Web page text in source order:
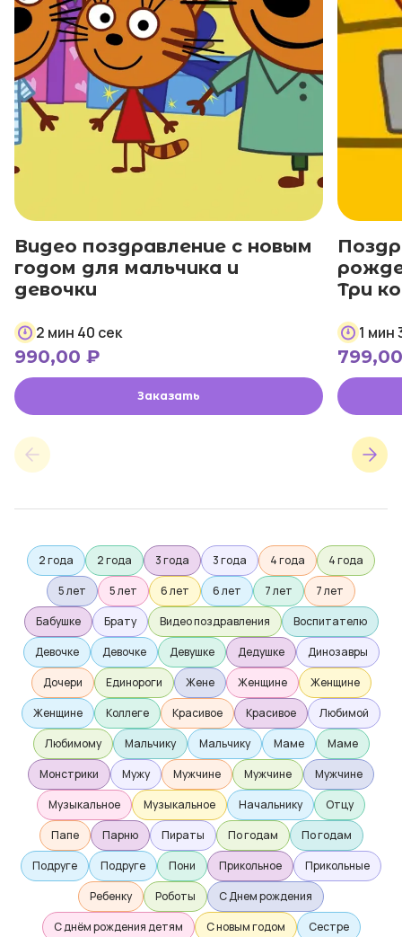
Видео поздравление с новым
годом для мальчика и
девочки
2 мин 40 сек
990,00 ₽
Заказать
Три
1 мин
2 года 2 года 3 года 3 года 4 года
4 года
5 лет
5 лет 6 лет 6 лет 7 лет
7 лет
Бабушке
Брату Видео поздравления
Воспитателю
Девочке
Девочке Девушке Дедушке
Динозавры
Дочери
Единороги Жене Женщине
Женщине
Женщине
Коллеге Красивое Красивое
Любимой
Любимому
Мальчику Мальчику Маме
Маме
Монстрики
Мужу Мужчине Мужчине
Мужчине
Музыкальное
Музыкальное Начальнику
Отцу
Папе
Парню Пираты По годам
По годам
Подруге
Подруге Пони Прикольное
Прикольные
Ребенку
Роботы
С Днем рождения
С днём рождения детям
С новым годом
Сестре